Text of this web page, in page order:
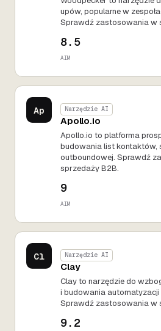
upów, popularne w
Sprawdź zastosowania w
8.5
AIM
Ap Narzędzie AI
Apollo.io
Apollo.io to platforma
budowania list kontaktów,
outboundowej. Sprawdź
sprzedaży B2B.
9
AIM
Cl Narzędzie AI
Clay
Clay to narzędzie do
i budowania
Sprawdź zastosowania w
9.2